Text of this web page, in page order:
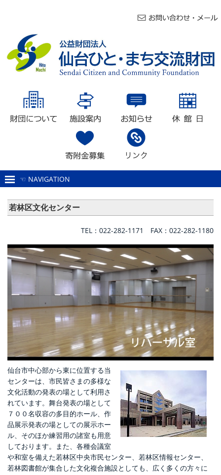
☜ NAVIGATION
施設概要
施設使用料
舞台設備使用料
照明設備使用料
音響・映像設備使用料
附帯設備使用料
ステージプラン別パック料金（概算）
施設使用料 市民センター
施設平面図
客席図面
舞台図面
アクセス
若林区文化センター
TEL：022-282-1171 FAX：022-282-1180
仙台市中心部から東に位置する当
センターは、市民皆さまの多様な
文化活動の発表の場として利用さ
れています。舞台発表の場として
７００名収容の多目的ホール、作
品展示発表の場としての展示ホー
ル、そのほか練習用の諸室も用意
しております。また、各種会議室
や和室を備えた若林区中央市民センター、若林区情報センター、
若林図書館が集合した文化複合施設としても、広く多くの方々に